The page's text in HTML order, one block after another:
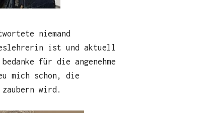
niemand
ist und aktuell
für die angenehme
mich schon, die
wird.